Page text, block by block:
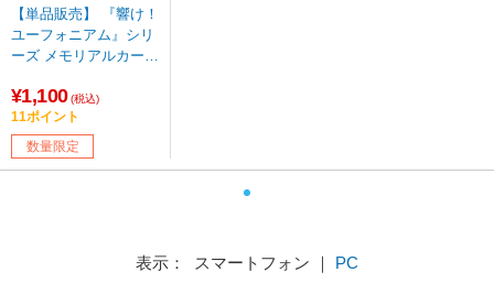
【単品販売】 『響け！
ユーフォニアム』シリ
ーズ メモリアルカード
(5枚入り)【sof001】
¥1,100 (税込)
11ポイント
数量限定
表示： スマートフォン ｜ PC